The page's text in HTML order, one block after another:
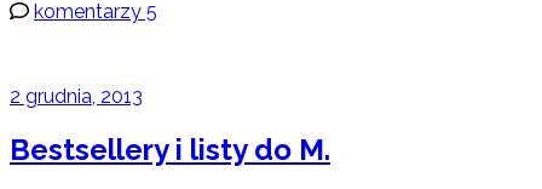
komentarzy 5
2 grudnia, 2013
Bestsellery i listy do M.